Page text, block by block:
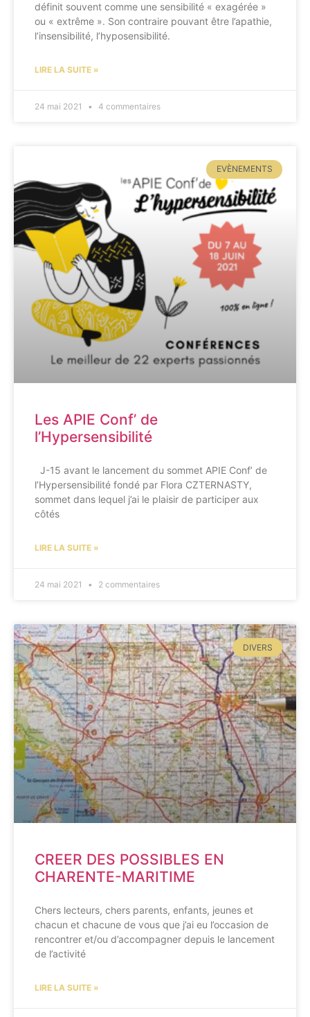
définit souvent comme une sensibilité « exagérée »
ou « extrême ». Son contraire pouvant être l’apathie,
l’insensibilité, l’hyposensibilité.
LIRE LA SUITE »
24 mai 2021 4 commentaires
EVÈNEMENTS
Les APIE Conf’ de
l’Hypersensibilité
J-15 avant le lancement du sommet APIE Conf’ de
l’Hypersensibilité fondé par Flora CZTERNASTY,
sommet dans lequel j’ai le plaisir de participer aux
côtés
LIRE LA SUITE »
24 mai 2021 2 commentaires
DIVERS
CREER DES POSSIBLES EN
CHARENTE-MARITIME
Chers lecteurs, chers parents, enfants, jeunes et
chacun et chacune de vous que j’ai eu l’occasion de
rencontrer et/ou d’accompagner depuis le lancement
de l’activité
LIRE LA SUITE »